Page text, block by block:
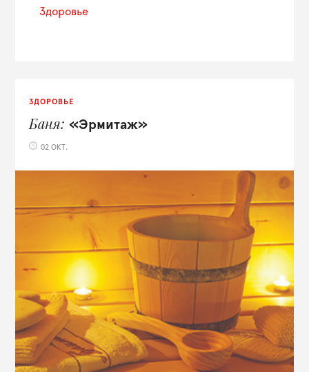
Здоровье
ЗДОРОВЬЕ
Баня «Эрмитаж»
02 ОКТ.